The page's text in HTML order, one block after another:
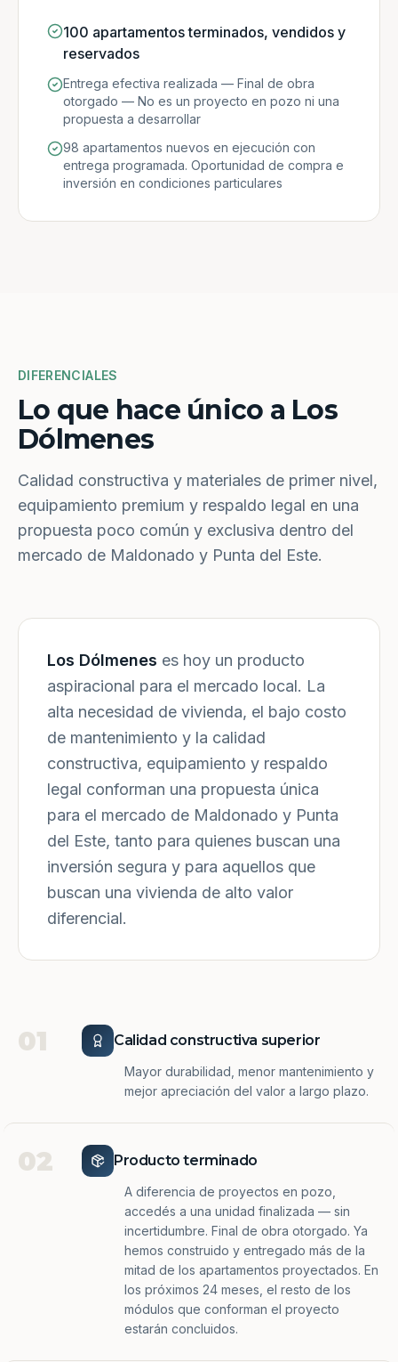
100 apartamentos terminados, vendidos y
reservados
Entrega efectiva realizada — Final de obra
otorgado — No es un proyecto en pozo ni una
propuesta a desarrollar
98 apartamentos nuevos en ejecución con
entrega programada. Oportunidad de compra e
inversión en condiciones particulares
DIFERENCIALES
Lo que hace único a Los
Dólmenes
Calidad constructiva y materiales de primer nivel,
equipamiento premium y respaldo legal en una
propuesta poco común y exclusiva dentro del
mercado de Maldonado y Punta del Este.
Los Dólmenes es hoy un producto
aspiracional para el mercado local. La
alta necesidad de vivienda, el bajo costo
de mantenimiento y la calidad
constructiva, equipamiento y respaldo
legal conforman una propuesta única
para el mercado de Maldonado y Punta
del Este, tanto para quienes buscan una
inversión segura y para aquellos que
buscan una vivienda de alto valor
diferencial.
01 Calidad constructiva superior
Mayor durabilidad, menor mantenimiento y
mejor apreciación del valor a largo plazo.
02 Producto terminado
A diferencia de proyectos en pozo,
accedés a una unidad finalizada — sin
incertidumbre. Final de obra otorgado. Ya
hemos construido y entregado más de la
mitad de los apartamentos proyectados. En
los próximos 24 meses, el resto de los
módulos que conforman el proyecto
estarán concluidos.